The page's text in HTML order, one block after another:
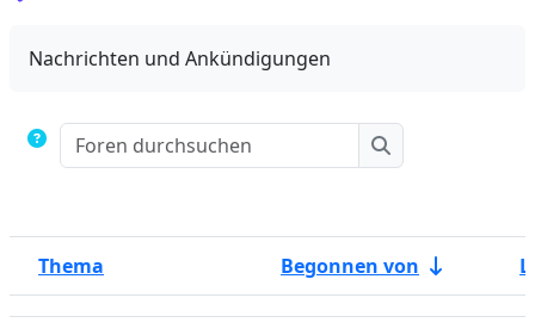
Nachrichten und Ankündigungen
Foren durchsuchen
Foren
Status
Thema Begonnen von